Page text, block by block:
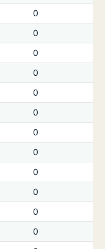
0
0
0
0
0
0
0
0
0
0
0
0